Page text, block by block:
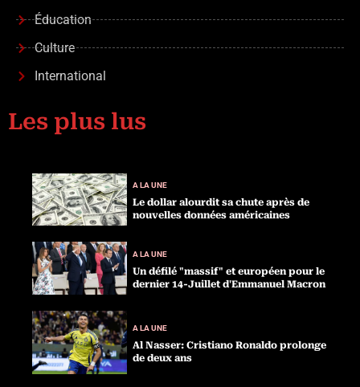
Éducation
Culture
International
Les plus lus
A LA UNE
Le dollar alourdit sa chute après de
nouvelles données américaines
A LA UNE
Un défilé "massif" et européen pour le
dernier 14-Juillet d'Emmanuel Macron
A LA UNE
Al Nasser: Cristiano Ronaldo prolonge
de deux ans